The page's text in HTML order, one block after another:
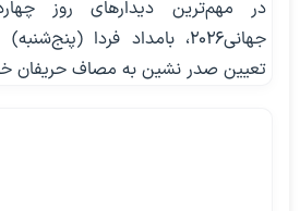
در مهم‌ترین دیدارهای روز
جهانی‌۲۰۲۶، بامداد فردا
تعیین صدر نشین به مصاف حریفان